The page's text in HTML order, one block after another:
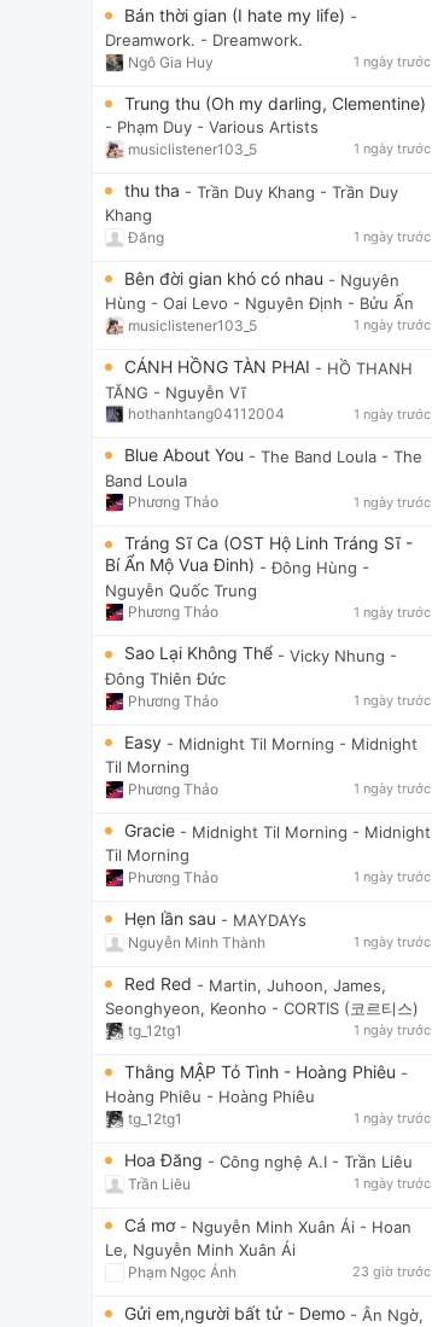
Bán thời gian (I hate my life) -
Dreamwork. - Dreamwork.
Ngô Gia Huy 1 ngày trước
Trung thu (Oh my darling, Clementine)
- Phạm Duy - Various Artists
musiclistener103_5 1 ngày trước
thu tha - Trần Duy Khang - Trần Duy
Khang
Đăng 1 ngày trước
Bên đời gian khó có nhau - Nguyên
Hùng - Oai Levo - Nguyên Định - Bửu Ấn
musiclistener103_5 1 ngày trước
CÁNH HỒNG TÀN PHAI - HỒ THANH
TĂNG - Nguyễn Vĩ
hothanhtang04112004 1 ngày trước
Blue About You - The Band Loula - The
Band Loula
Phương Thảo 1 ngày trước
Tráng Sĩ Ca (OST Hộ Linh Tráng Sĩ -
Bí Ẩn Mộ Vua Đinh) - Đông Hùng -
Nguyễn Quốc Trung
Phương Thảo 1 ngày trước
Sao Lại Không Thể - Vicky Nhung -
Đông Thiên Đức
Phương Thảo 1 ngày trước
Easy - Midnight Til Morning - Midnight
Til Morning
Phương Thảo 1 ngày trước
Gracie - Midnight Til Morning - Midnight
Til Morning
Phương Thảo 1 ngày trước
Hẹn lần sau - MAYDAYs
Nguyễn Minh Thành 1 ngày trước
Red Red - Martin, Juhoon, James,
Seonghyeon, Keonho - CORTIS (코르티스)
tg_12tg1 1 ngày trước
Thằng MẬP Tỏ Tình - Hoàng Phiêu -
Hoàng Phiêu - Hoàng Phiêu
tg_12tg1 1 ngày trước
Hoa Đăng - Công nghệ A.I - Trần Liêu
Trần Liêu 1 ngày trước
Cá mơ - Nguyễn Minh Xuân Ái - Hoan
Le, Nguyễn Minh Xuân Ái
Phạm Ngọc Ánh 23 giờ trước
Gửi em,người bất tử - Demo - Ân Ngờ,